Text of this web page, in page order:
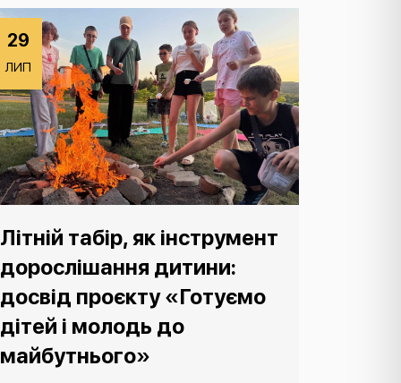
29
ЛИП
Літній табір, як інструмент
дорослішання дитини:
досвід проєкту «Готуємо
дітей і молодь до
майбутнього»